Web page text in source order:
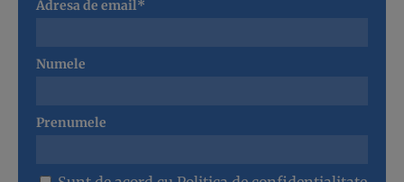
Adresa de email*
Numele
Prenumele